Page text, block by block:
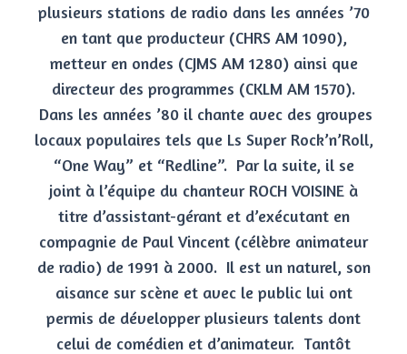
plusieurs stations de radio dans les années ’70
en tant que producteur (CHRS AM 1090),
metteur en ondes (CJMS AM 1280) ainsi que
directeur des programmes (CKLM AM 1570).
Dans les années ’80 il chante avec des groupes
locaux populaires tels que Ls Super Rock’n’Roll,
“One Way” et “Redline”. Par la suite, il se
joint à l’équipe du chanteur ROCH VOISINE à
titre d’assistant-gérant et d’exécutant en
compagnie de Paul Vincent (célèbre animateur
de radio) de 1991 à 2000. Il est un naturel, son
aisance sur scène et avec le public lui ont
permis de développer plusieurs talents dont
celui de comédien et d’animateur. Tantôt